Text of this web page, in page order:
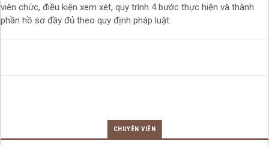
viên chức, điều kiện xem xét, quy trình 4 bước thực hiện và thành
phần hồ sơ đầy đủ theo quy định pháp luật.
CHUYÊN VIÊN